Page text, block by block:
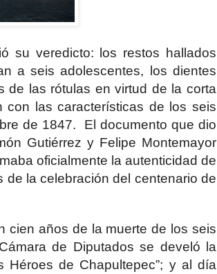
su veredicto: los restos hallados
a seis adolescentes, los dientes
de las rótulas en virtud de la corta
las características de los seis
de 1847. El documento que dio
Gutiérrez y Felipe Montemayor
oficialmente la autenticidad de
de la celebración del centenario de
cien años de la muerte de los seis
de Diputados se develó la
Héroes de Chapultepec”; y al día